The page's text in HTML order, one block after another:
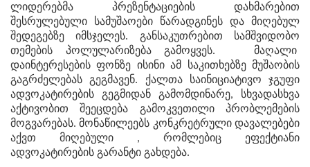
ლიდერებმა პრეზენტაციების დახმარებით
შესრულებული სამუშაოები წარადგინეს და მიღებულ
შედეგებზე იმსჯელეს. განსაკუთრებით სამშვიდობო
თემების პოლულარიზება გამოყვეს. მაღალი
დაინტერესების ფონზე ისინი ამ საკითხებზე მუშაობის
გაგრძელებას გეგმავენ. ქალთა საინიციატივო ჯგუფი
ადვოკატირების გეგმიდან გამომდინარე, სხვადასხვა
აქტივობით შეეცდება გამოკვეთილი პრობლემების
მოგვარებას. მონაწილეებს კონკრეტრული დავალებები
აქვთ მიღებული , რომლებიც ეფექტიანი
ადვოკატირების გარანტი გახდება.